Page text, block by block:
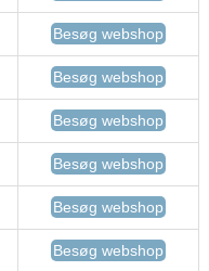
Besøg webshop
Besøg webshop
Besøg webshop
Besøg webshop
Besøg webshop
Besøg webshop